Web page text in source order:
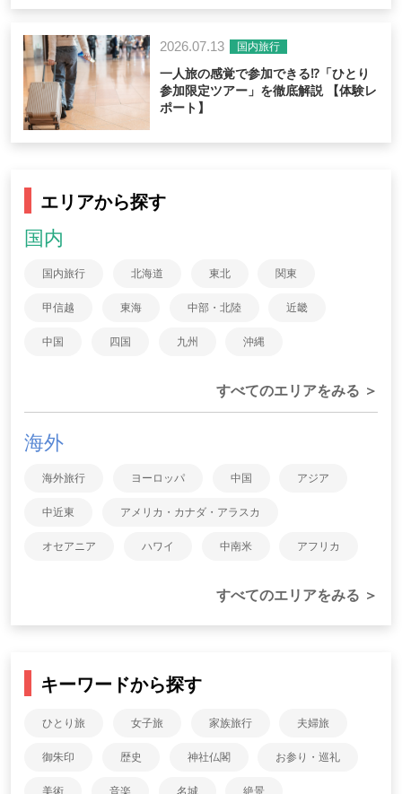
2026.07.13 国内旅行
一人旅の感覚で参加できる⁉「ひとり
参加限定ツアー」を徹底解説 【体験レ
ポート】
エリアから探す
国内
国内旅行 北海道 東北 関東
甲信越 東海 中部・北陸 近畿
中国 四国 九州 沖縄
すべてのエリアをみる ＞
海外
海外旅行 ヨーロッパ 中国 アジア
中近東 アメリカ・カナダ・アラスカ
オセアニア ハワイ 中南米 アフリカ
すべてのエリアをみる ＞
キーワードから探す
ひとり旅 女子旅 家族旅行 夫婦旅
御朱印 歴史 神社仏閣 お参り・巡礼
美術 音楽 名城 絶景